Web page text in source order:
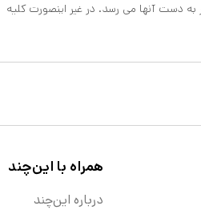
به دست آنها می رسد. در غیر اینصورت کلیه
همراه با این‌چند
درباره این‌چند